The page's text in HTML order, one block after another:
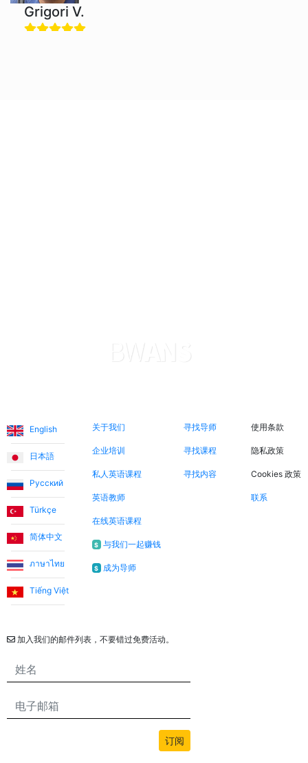
Grigori V.
Emma用非常有趣的方式教我女儿英语。她总是很开朗，让
课程更有趣。我认为通过这个应用程序认识Emma并让她教
我们英语是一个很好的机会！
Utku S.
我从零开始学习英语。前3个月我和Umut老师一起学习。
当我达到可以不用土耳其语支持进行交流的水平时，我继续
和我的老师Jade学习。我对这个系统非常满意。我推荐给
任何想要定期上课并希望克服英语障碍的人。
English
日本語
Русский
Türkçe
简体中文
ภาษาไทย
Tiếng Việt
关于我们
企业培训
私人英语课程
英语教师
在线英语课程
$ 与我们一起赚钱
$ 成为导师
寻找导师
寻找课程
寻找内容
使用条款
隐私政策
Cookies 政策
联系
加入我们的邮件列表，不要错过免费活动。
订阅